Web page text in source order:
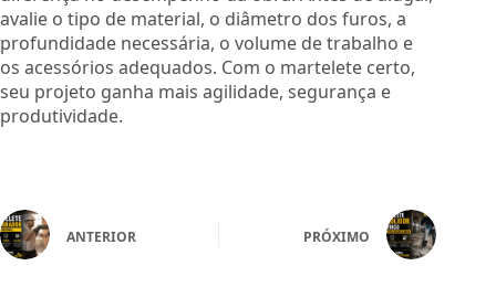
avalie o tipo de material, o diâmetro dos furos, a
profundidade necessária, o volume de trabalho e
os acessórios adequados. Com o martelete certo,
seu projeto ganha mais agilidade, segurança e
produtividade.
ANTERIOR PRÓXIMO